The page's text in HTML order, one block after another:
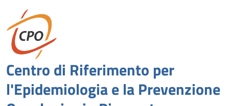
Centro di Riferimento per
l'Epidemiologia e la Prevenzione